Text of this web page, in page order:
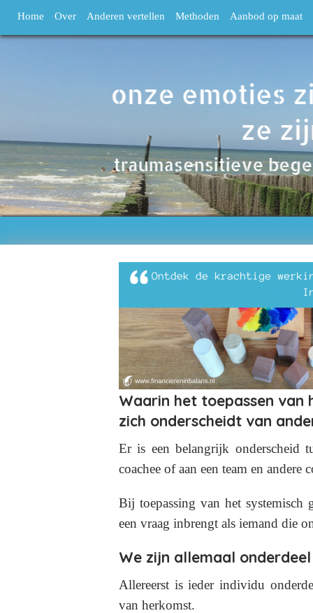
Home Over Anderen vertellen Methoden Aanbod op maat
Waarin het toepassen van
zich onderscheidt van
Er is een belangrijk onderscheid
coachee of aan een team en andere
Bij toepassing van het systemisch
een vraag inbrengt als iemand die
We zijn allemaal
Allereerst is ieder individu
van herkomst.